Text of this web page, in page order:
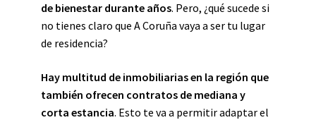
de bienestar durante años. Pero, ¿qué sucede si
no tienes claro que A Coruña vaya a ser tu lugar
de residencia?
Hay multitud de inmobiliarias en la región que
también ofrecen contratos de mediana y
corta estancia. Esto te va a permitir adaptar el